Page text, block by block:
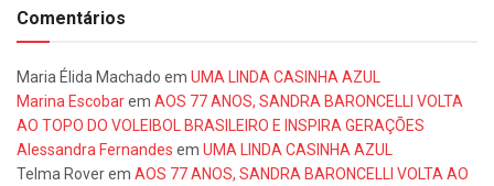
Comentários
Maria Élida Machado em UMA LINDA CASINHA AZUL
Marina Escobarem AOS 77 ANOS, SANDRA BARONCELLI VOLTA
AO TOPO DO VOLEIBOL BRASILEIRO E INSPIRA GERAÇÕES
Alessandra Fernandes em UMA LINDA CASINHA AZUL
Telma Roverem AOS 77 ANOS, SANDRA BARONCELLI VOLTA AO